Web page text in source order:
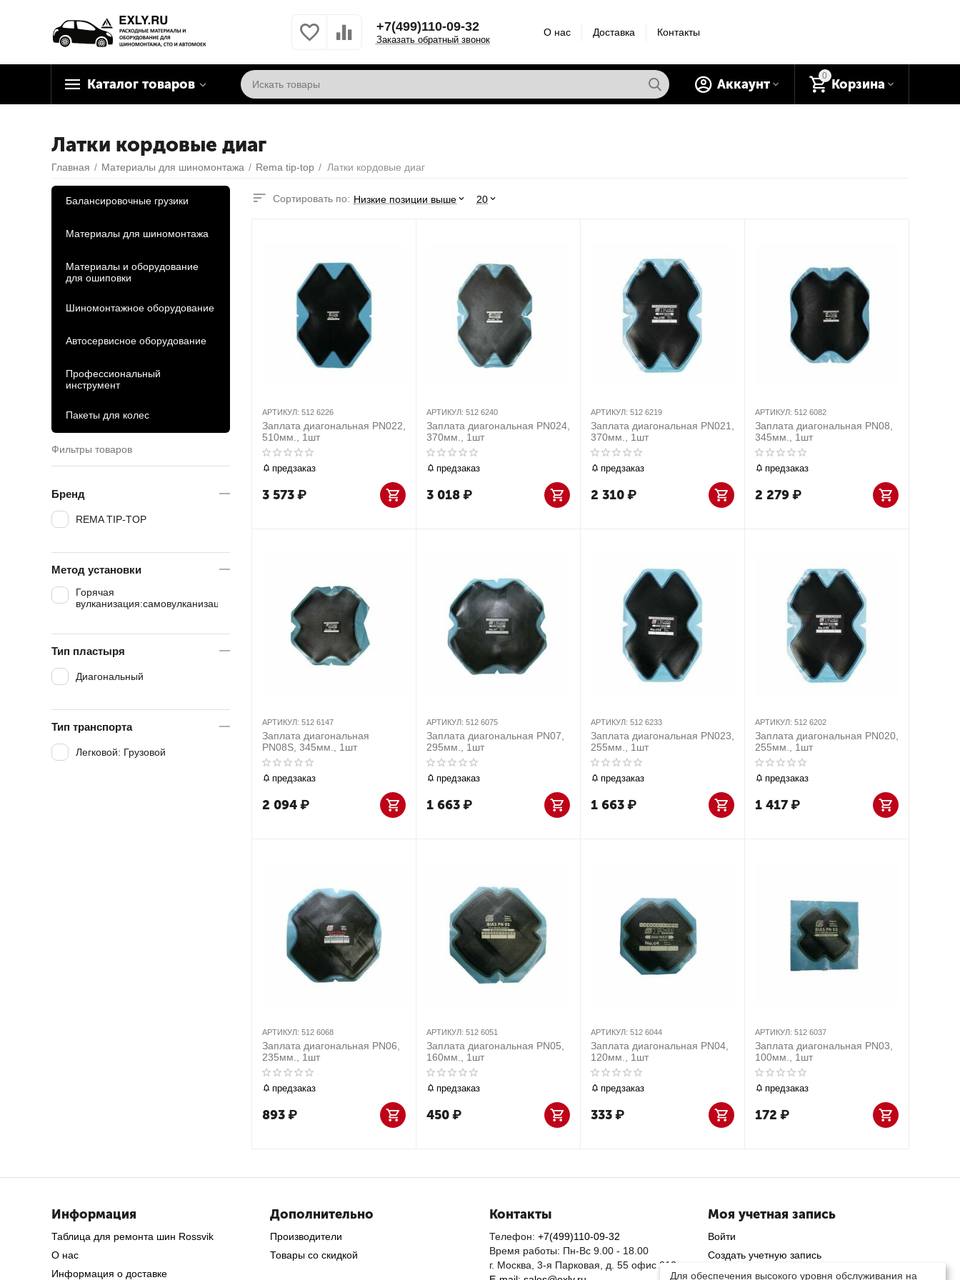
+7(499)110-09-32
Заказать обратный звонок
О нас Доставка Контакты
Каталог товаров
0
Корзина
Аккаунт
Латки кордовые диаг
Главная / Материалы для шиномонтажа / Rema tip-top / Латки кордовые диаг
Сортировать по: Низкие позиции выше 20
АРТИКУЛ: 512 6226
Заплата диагональная PN022,
510мм., 1шт
предзаказ
3 573₽
АРТИКУЛ: 512 6240
Заплата диагональная PN024,
370мм., 1шт
предзаказ
3 018₽
АРТИКУЛ: 512 6219
Заплата диагональная PN021,
370мм., 1шт
предзаказ
2 310₽
АРТИКУЛ: 512 6082
Заплата диагональная PN08,
345мм., 1шт
предзаказ
2 279₽
АРТИКУЛ: 512 6147
Заплата диагональная
PN08S, 345мм., 1шт
предзаказ
2 094₽
АРТИКУЛ: 512 6075
Заплата диагональная PN07,
295мм., 1шт
предзаказ
1 663₽
АРТИКУЛ: 512 6233
Заплата диагональная PN023,
255мм., 1шт
предзаказ
1 663₽
АРТИКУЛ: 512 6202
Заплата диагональная PN020,
255мм., 1шт
предзаказ
1 417₽
АРТИКУЛ: 512 6068
Заплата диагональная PN06,
235мм., 1шт
предзаказ
893₽
АРТИКУЛ: 512 6051
Заплата диагональная PN05,
160мм., 1шт
предзаказ
450₽
АРТИКУЛ: 512 6044
Заплата диагональная PN04,
120мм., 1шт
предзаказ
333₽
АРТИКУЛ: 512 6037
Заплата диагональная PN03,
100мм., 1шт
предзаказ
172 ₽
Балансировочные грузики
Материалы для шиномонтажа
Материалы и оборудование
для ошиповки
Шиномонтажное оборудование
Автосервисное оборудование
Профессиональный
инструмент
Пакеты для колес
Фильтры товаров
Бренд
REMA TIP-TOP
Метод установки
Горячая
вулканизация:самовулканизация
Тип пластыря
Диагональный
Тип транспорта
Легковой: Грузовой
Информация
Таблица для ремонта шин Rossvik
О нас
Информация о доставке
Дополнительно
Производители
Товары со скидкой
Контакты
Телефон: +7(499)110-09-32
Время работы: Пн-Вс 9.00 - 18.00
г. Москва, 3-я Парковая, д. 55 офис 212
Моя учетная запись
Войти
Создать учетную запись
Для обеспечения высокого уровня обслуживания на